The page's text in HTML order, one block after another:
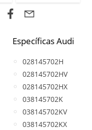
Específicas Audi
028145702H
028145702HV
028145702HX
038145702K
038145702KV
038145702KX